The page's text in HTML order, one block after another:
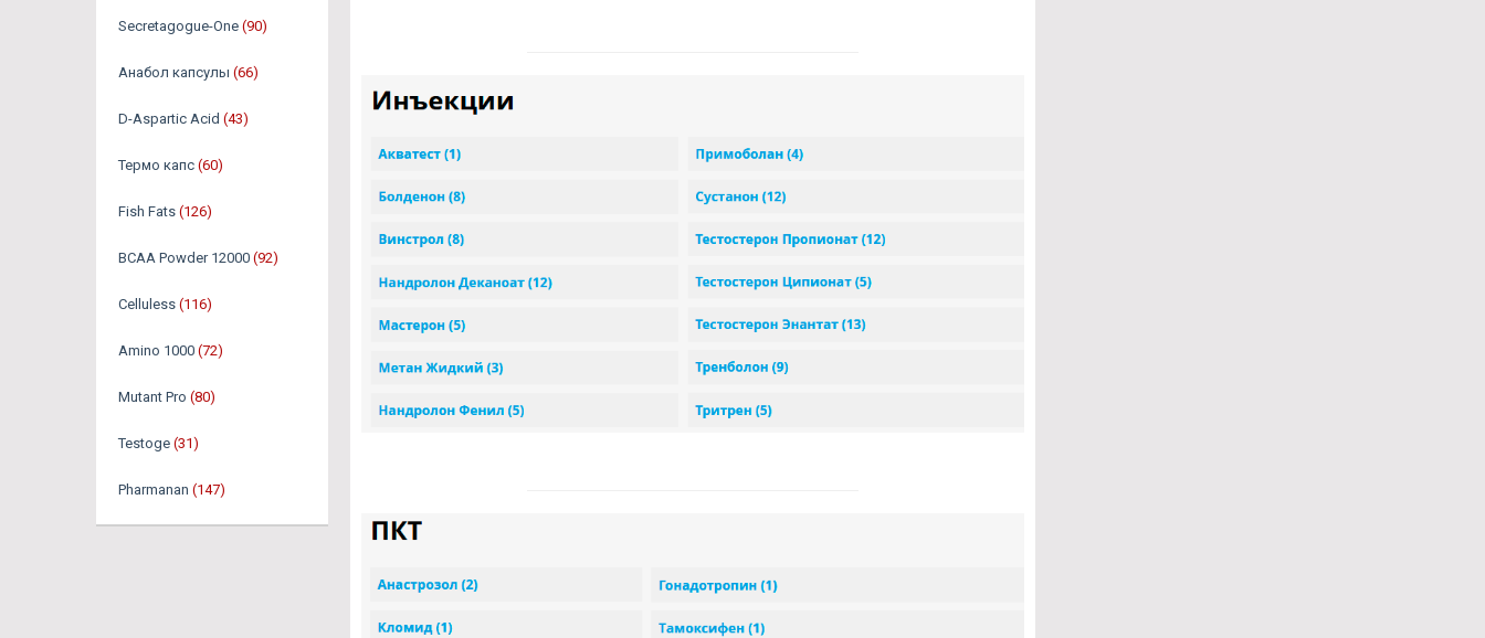
Secretagogue-One (90)
Анабол капсулы (66)
D-Aspartic Acid (43)
Термо капс (60)
Fish Fats (126)
BCAA Powder 12000 (92)
Celluless (116)
Amino 1000 (72)
Mutant Pro (80)
Testoge (31)
Pharmanan (147)